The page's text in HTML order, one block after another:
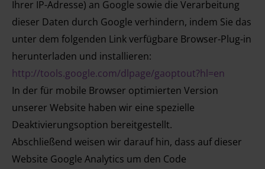
Ihrer IP-Adresse) an Google sowie die Verarbeitung
dieser Daten durch Google verhindern, indem Sie das
unter dem folgenden Link verfügbare Browser-Plug-in
herunterladen und installieren:
http://tools.google.com/dlpage/gaoptout?hl=en
In der für mobile Browser optimierten Version
unserer Website haben wir eine spezielle
Deaktivierungsoption bereitgestellt.
Abschließend weisen wir darauf hin, dass auf dieser
Website Google Analytics um den Code